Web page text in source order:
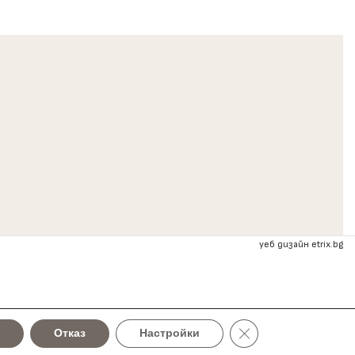
уеб дизайн etrix.bg
Отказ Настройки Close GDPR Cookie